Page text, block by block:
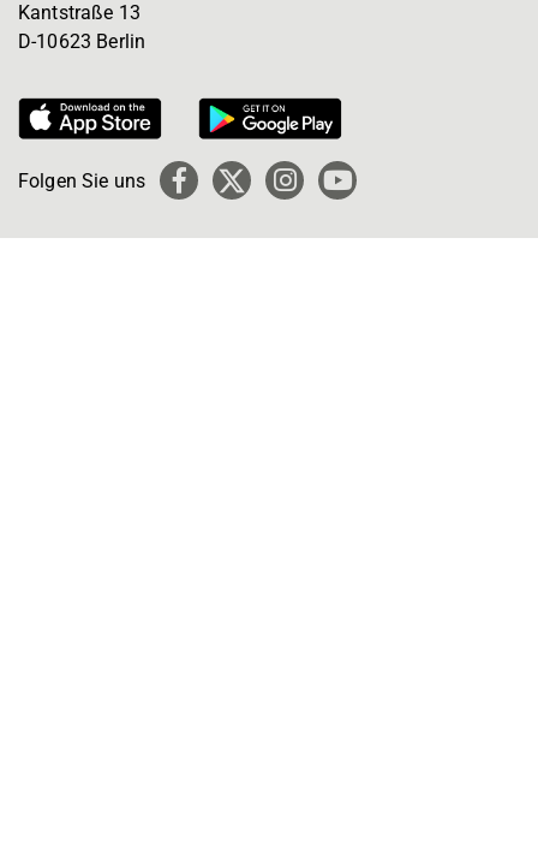
Kantstraße 13
D-10623 Berlin
Folgen Sie uns Facebook
X
Instagram